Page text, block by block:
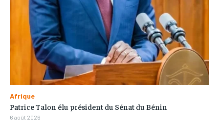
Afrique
Patrice Talon élu président du Sénat du Bénin
6 août 2026